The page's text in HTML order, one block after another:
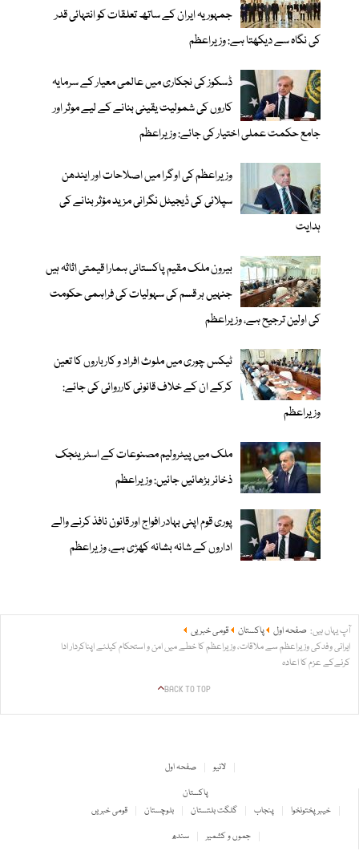
جمہوریہ ایران کے ساتھ تعلقات کو انتہائی قدر
کی نگاہ سے دیکھتا ہے: وزیراعظم
ڈسکوز کی نجکاری میں عالمی معیار کے سرمایہ
کاروں کی شمولیت یقینی بنانے کے لیے موثر اور
جامع حکمت عملی اختیار کی جائے: وزیراعظم
وزیراعظم کی اوگرا میں اصلاحات اور ایندھن
سپلائی کی ڈیجیٹل نگرانی مزید مؤثر بنانے کی
ہدایت
بیرون ملک مقیم پاکستانی ہمارا قیمتی اثاثہ ہیں
جنہیں ہر قسم کی سہولیات کی فراہمی حکومت
کی اولین ترجیح ہے، وزیراعظم
ٹیکس چوری میں ملوث افراد و کارباروں کا تعین
کرکے ان کے خلاف قانونی کارروائی کی جائے:
وزیراعظم
ملک میں پیٹرولیم مصنوعات کے اسٹریٹجک
ذخائر بڑھائیں جائیں: وزیراعظم
پوری قوم اپنی بہادر افواج اور قانون نافذ کرنے والے
اداروں کے شانہ بشانہ کھڑی ہے، وزیراعظم
آپ یہاں ہیں: صفحہ اول پاکستان
قومی خبریں
ایرانی وفدکی وزیراعظم سے ملاقات، وزیراعظم کا خطے میں امن و استحکام کیلئے اپناکردار ادا
کرنےکے عزم کا اعادہ
BACK TO TOP
صفحہ اول
لائیو
پاکستان
قومی خبریں
بلوچستان گلگت بلتستان پنجاب
خیبر پختونخوا
سندھ
جموں و کشمیر